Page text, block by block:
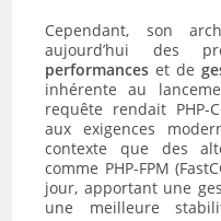
Cependant, son
aujourd’hui des
performances et de
inhérente au
requête rendait PHP-
aux exigences
contexte que des
comme PHP-FPM
jour, apportant une
une meilleure